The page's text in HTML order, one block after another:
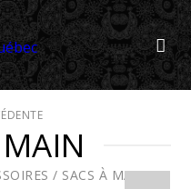
/ SACS À MAIN